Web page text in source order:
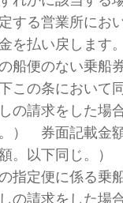
する営業所にお
を払い戻します
船便のない乗船
この条において
の請求をした場
） 券面記載金
。以下同じ。）
指定便に係る乗
の請求をした場